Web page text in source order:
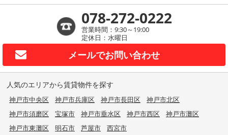
078-272-0222
営業時間：9:30～19:00
定休日：水曜日
メールでお問い合わせ
人気のエリアから賃貸物件を探す
神戸市中央区 神戸市兵庫区 神戸市長田区
神戸市北区
神戸市須磨区
宝塚市 神戸市垂水区 神戸市西区
神戸市灘区
神戸市東灘区
明石市 芦屋市 西宮市